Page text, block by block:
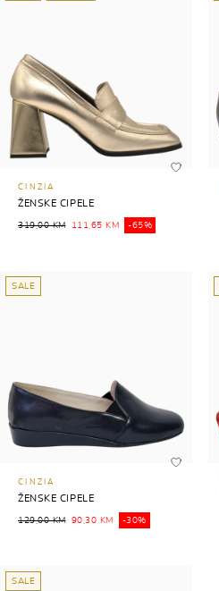
CINZIA
ŽENSKE CIPELE
319,00 KM 111,65 KM -65%
SALE
CINZIA
ŽENSKE CIPELE
129,00 KM 90,30 KM -30%
SALE